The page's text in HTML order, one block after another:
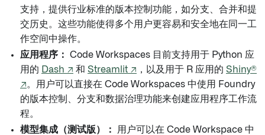
支持，提供行业标准的版本控制功能，如分支、合并和提
交历史。这些功能使得多个用户更容易和安全地在同一工
作空间中操作。
应用程序：
Code Workspaces 目前支持用于 Python 应
用的 Dash ↗ 和 Streamlit ↗ ，以及用于 R 应用的 Shiny®
↗。用户可以直接在 Code Workspaces 中使用 Foundry
的版本控制、分支和数据治理功能来创建应用程序工作流
程。
模型集成（测试版）：
用户可以在 Code Workspace 中